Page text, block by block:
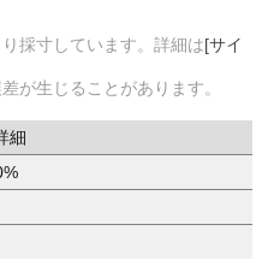
採寸しています。詳細は[サイ
が生じることがあります。
細